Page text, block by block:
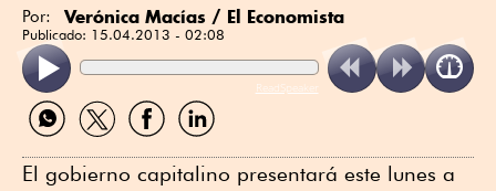
Por: Verónica Macías / El Economista
Publicado: 15.04.2013 - 02:08
ReadSpeaker
Compartir
por
Compartir
por
Compartir
por
Compartir
por
El gobierno capitalino presentará este lunes a